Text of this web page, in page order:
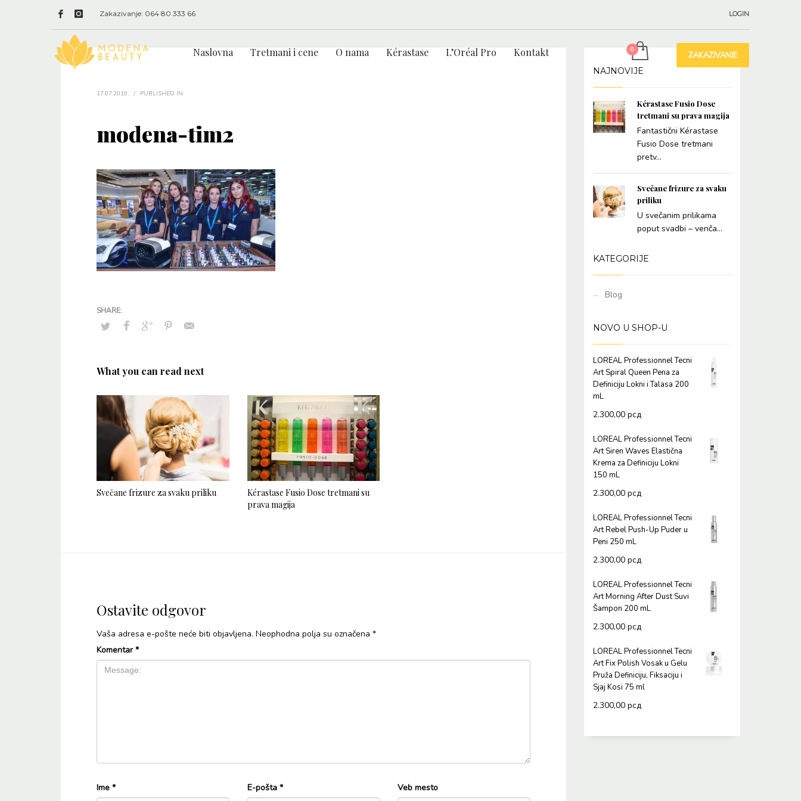
Zakazivanje: 064 80 333 66 LOGIN
Naslovna Tretmani i cene O nama Kérastase L’Oréal Pro Kontakt ZAKAZIVANJE
17.07.2019. / PUBLISHED IN
modena-tim2
What you can read next
Svečane frizure za svaku priliku
Kérastase Fusio Dose tretmani su
prava magija
Ostavite odgovor
Vaša adresa e-pošte neće biti objavljena. Neophodna polja su označena *
Komentar*
Ime * E-pošta * Veb mesto
NAJNOVIJE
Kérastase Fusio Dose
tretmani su prava magija
Fantastični Kérastase
Fusio Dose tretmani
pretv...
Svečane frizure za svaku
priliku
U svečanim prilikama
poput svadbi – venča...
KATEGORIJE
Blog
NOVO U SHOP-U
LOREAL Professionnel Tecni
Art Spiral Queen Pena za
Definiciju Lokni i Talasa 200
mL
2.300,00 рсд
LOREAL Professionnel Tecni
Art Siren Waves Elastična
Krema za Definiciju Lokni
150 mL
2.300,00 рсд
LOREAL Professionnel Tecni
Art Rebel Push-Up Puder u
Peni 250 mL
2.300,00 рсд
LOREAL Professionnel Tecni
Art Morning After Dust Suvi
Šampon 200 mL
2.300,00 рсд
LOREAL Professionnel Tecni
Art Fix Polish Vosak u Gelu
Pruža Definiciju, Fiksaciju i
Sjaj Kosi 75 ml
2.300,00 рсд